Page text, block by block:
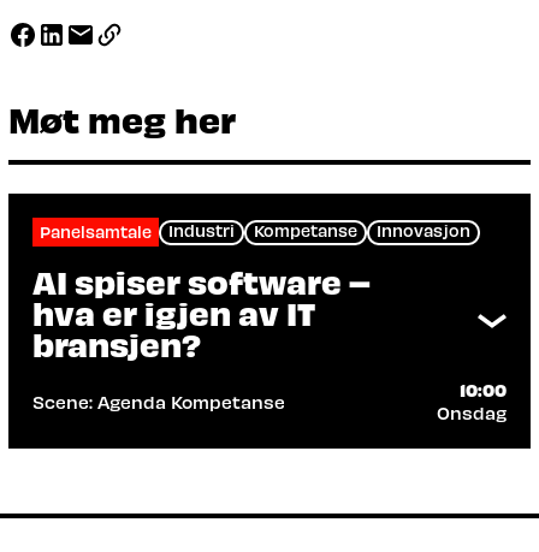
Møt meg her
Panelsamtale Industri Kompetanse Innovasjon
AI spiser software –
hva er igjen av IT
bransjen?
Scene: Agenda Kompetanse
10:00
Onsdag